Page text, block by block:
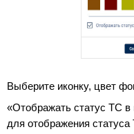
Выберите иконку, цвет
«Отображать статус ТС в
для отображения